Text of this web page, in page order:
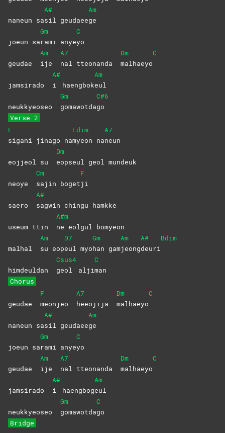
naneun sa
A#
sil geudaee
Am
ge
joeun sa
Gm
rami anye
C
yo
geudae
Am
ije
A7
nal tteonanda
Dm
malhaeyo
C
jamsirado
A#
i
haengbok
Am
eul
neukkyeoseo
Gm
gomawotda
C#6
go
Verse 2
F
sigani jinago na
Edim
myeon na
A7
neun
eojjeol su
Dm
eopseul geol mundeuk
neoye
Cm
sajin boget
F
ji
saero
A#
sagwin chingu hamkke
useum ttin
A#m
ne eolgul bomyeon
malhal
Am
su eop
D7
eul myo
Gm
han gam
Am
jeong
A#
deuri
Bdim
himdeuldan
Csus4
geol
alji
C
man
Chorus
geudae
F
meonjeo
A7
heeojija
Dm
malhaeyo
C
naneun sa
A#
sil geudaee
Am
ge
joeun sa
Gm
rami anye
C
yo
geudae
Am
ije
A7
nal tteonanda
Dm
malhaeyo
C
jamsirado
A#
i
haengbog
Am
eul
neukkyeoseo
Gm
gomawotda
C
go
Bridge